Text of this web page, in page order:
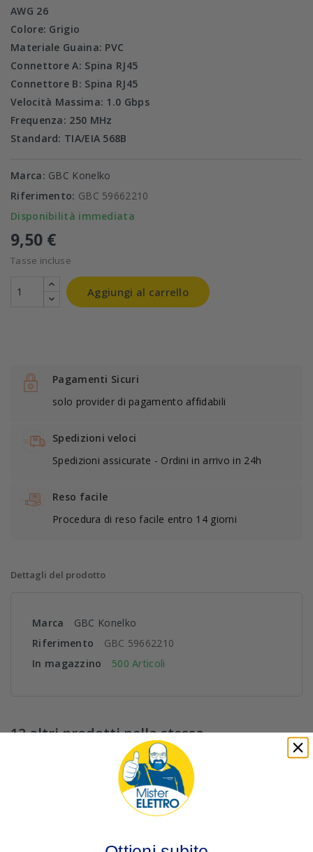
AWG 26
Colore: Grigio
Materiale Guaina: PVC
Connettore A: Spina RJ45
Connettore B: Spina RJ45
Velocità Massima: 1.0 Gbps
Frequenza: 250 MHz
Standard: TIA/EIA 568B
Marca: GBC Konelko
Riferimento: GBC 59662210
Disponibilità immediata
9,50 €
Tasse incluse
Aggiungi al carrello
Pagamenti Sicuri
solo provider di pagamento affidabili
Spedizioni veloci
Spedizioni assicurate - Ordini in arrivo in 24h
Reso facile
Procedura di reso facile entro 14 giorni
Dettagli del prodotto
Marca
GBC Konelko
Riferimento
GBC 59662210
In magazzino
500 Articoli
12 altri prodotti nella stessa